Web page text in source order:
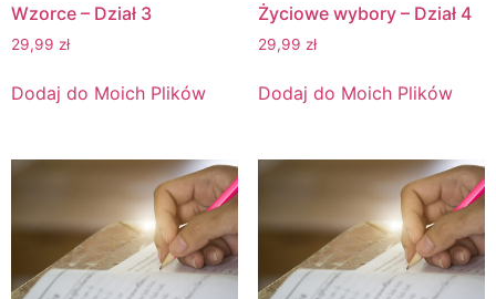
Wzorce – Dział 3
29,99 zł
Dodaj do Moich Plików
Życiowe wybory – Dział 4
29,99 zł
Dodaj do Moich Plików